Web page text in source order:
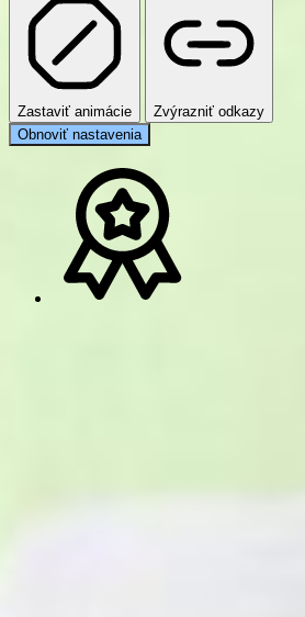
Zastaviť animácie
Zvýrazniť odkazy
Obnoviť nastavenia